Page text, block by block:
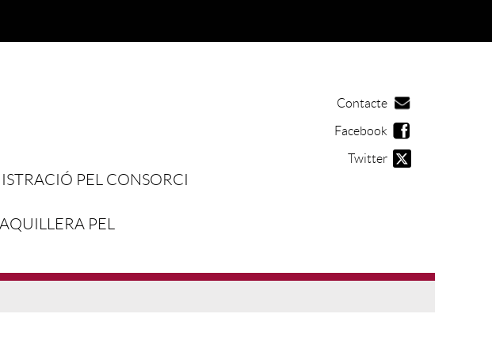
PEL CONSORCI
PEL
Contacte
Facebook
Twitter